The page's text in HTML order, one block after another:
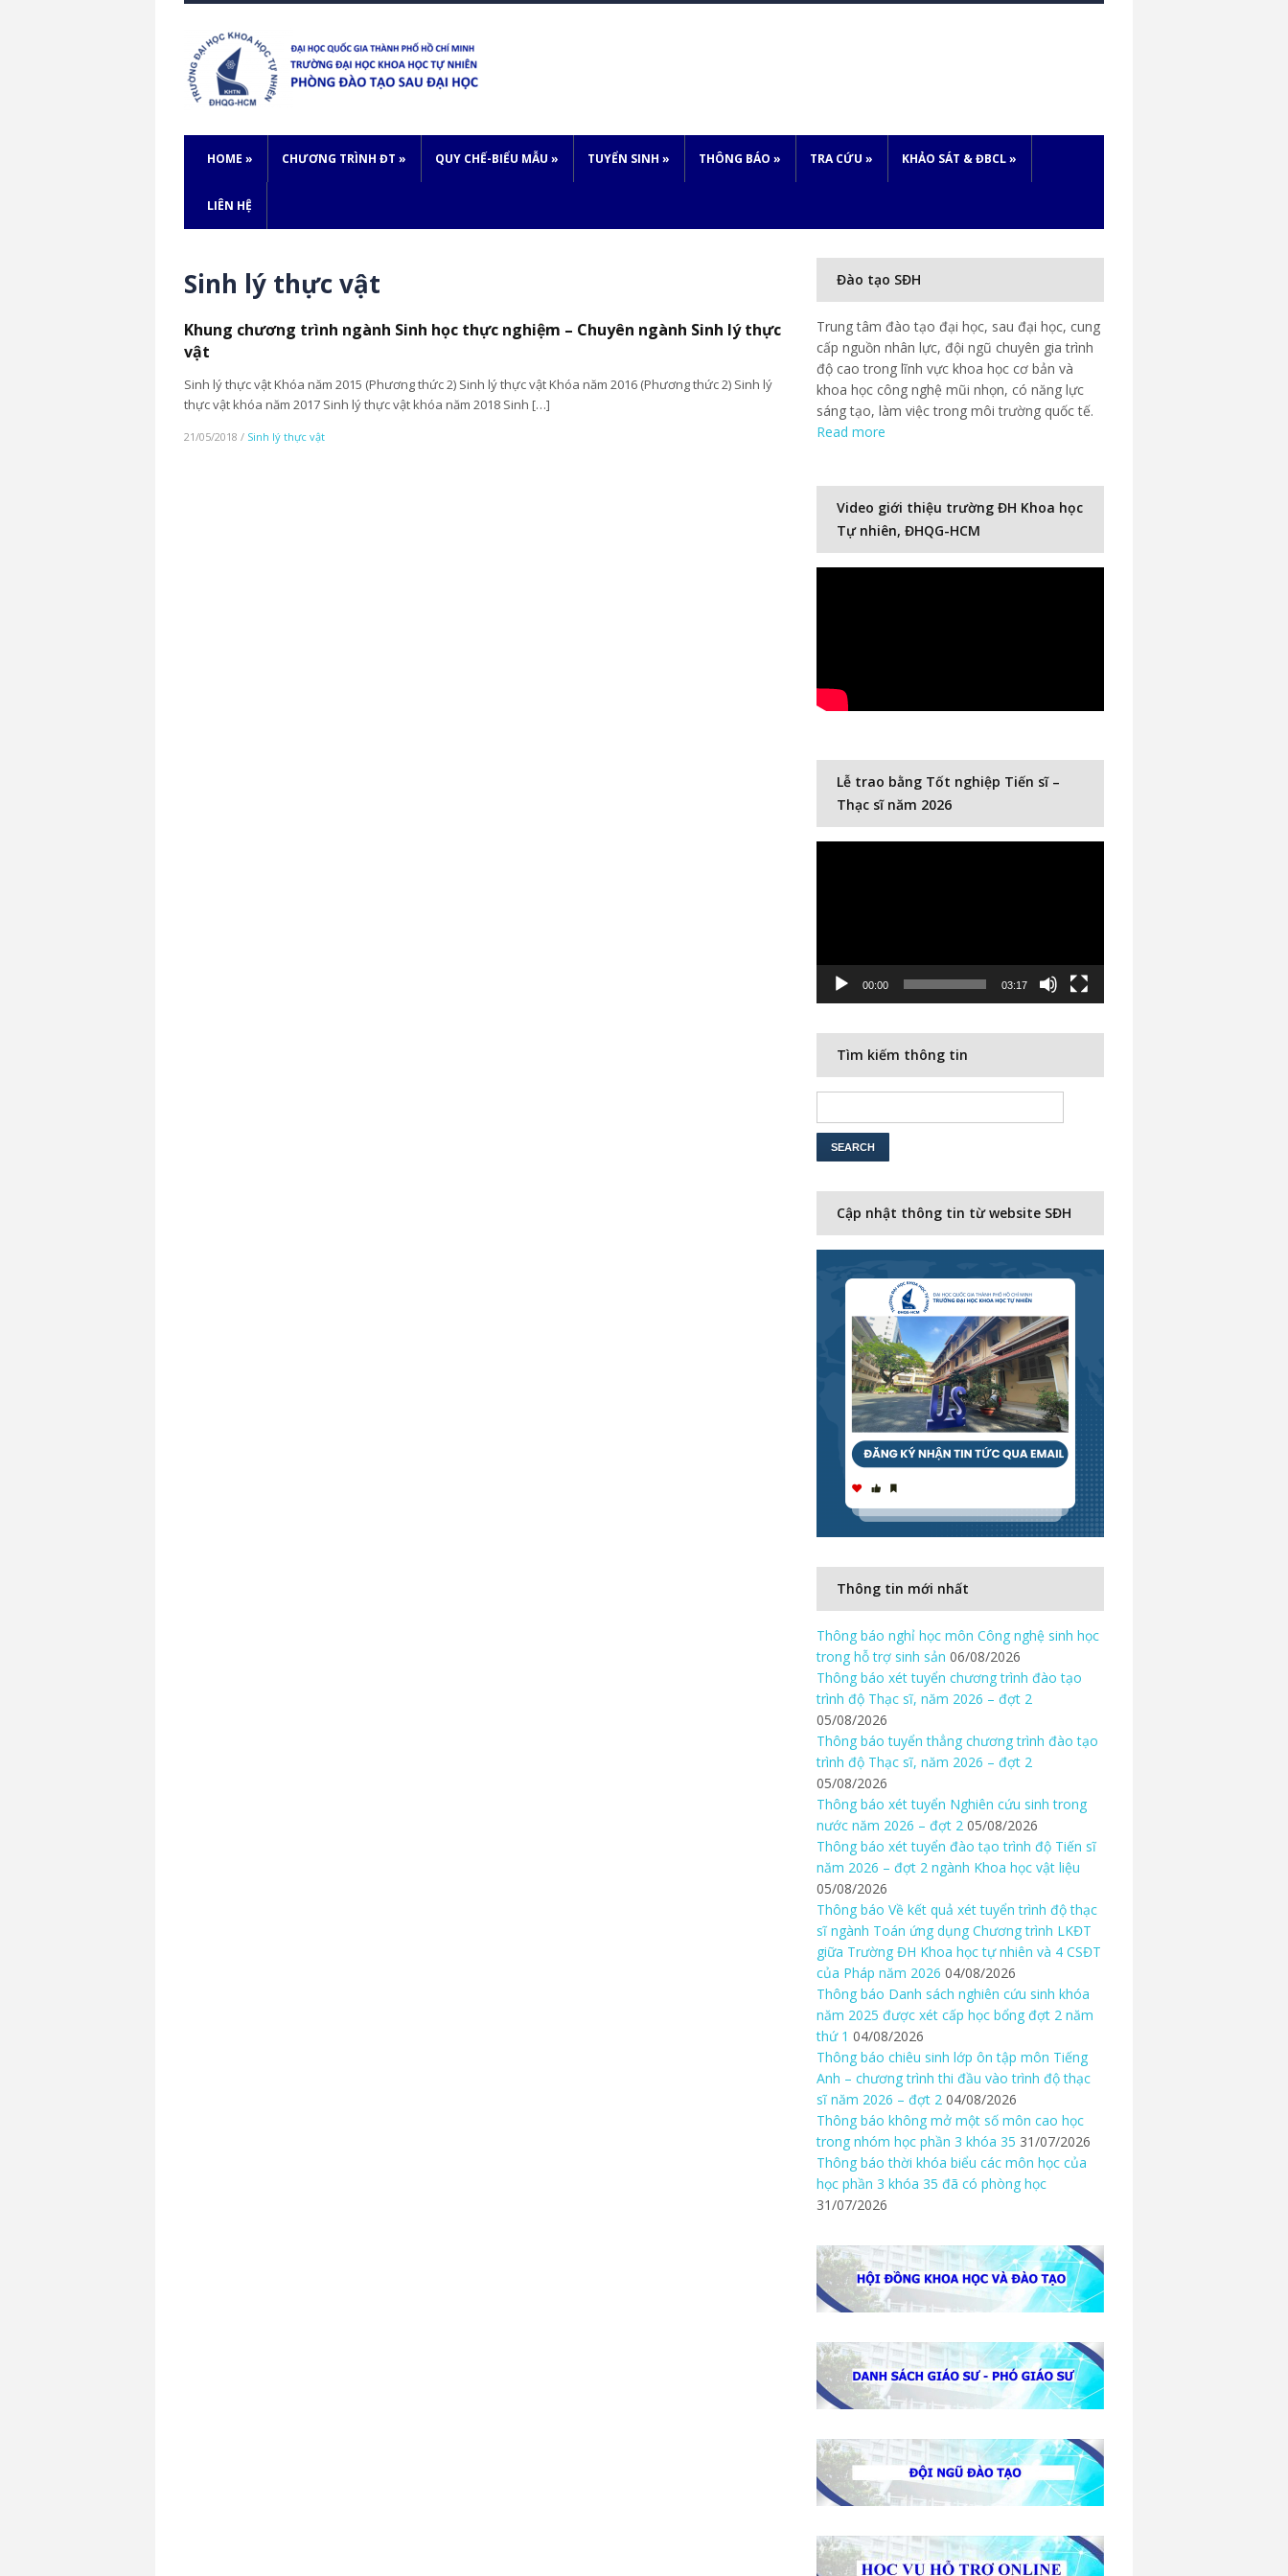
HOME » CHƯƠNG TRÌNH ĐT » QUY CHẾ-BIỂU MẪU » TUYỂN SINH » THÔNG BÁO » TRA CỨU » KHẢO SÁT & ĐBCL»
LIÊN HỆ
Sinh lý thực vật
Khung chương trình ngành Sinh học thực nghiệm – Chuyên ngành Sinh lý thực
vật
Sinh lý thực vật Khóa năm 2015 (Phương thức 2) Sinh lý thực vật Khóa năm 2016 (Phương thức 2) Sinh lý
thực vật khóa năm 2017 Sinh lý thực vật khóa năm 2018 Sinh […]
21/05/2018 / Sinh lý thực vật
Đào tạo SĐH
Trung tâm đào tạo đại học, sau đại học, cung
cấp nguồn nhân lực, đội ngũ chuyên gia trình
độ cao trong lĩnh vực khoa học cơ bản và
khoa học công nghệ mũi nhọn, có năng lực
sáng tạo, làm việc trong môi trường quốc tế.
Read more
Video giới thiệu trường ĐH Khoa học
Tự nhiên, ĐHQG-HCM
Lễ trao bằng Tốt nghiệp Tiến sĩ –
Thạc sĩ năm 2026
00:00 03:17
Tìm kiếm thông tin
Cập nhật thông tin từ website SĐH
Thông tin mới nhất
Thông báo nghỉ học môn Công nghệ sinh học
trong hỗ trợ sinh sản 06/08/2026
Thông báo xét tuyển chương trình đào tạo
trình độ Thạc sĩ, năm 2026 – đợt 2
05/08/2026
Thông báo tuyển thẳng chương trình đào tạo
trình độ Thạc sĩ, năm 2026 – đợt 2
05/08/2026
Thông báo xét tuyển Nghiên cứu sinh trong
nước năm 2026 – đợt 2 05/08/2026
Thông báo xét tuyển đào tạo trình độ Tiến sĩ
năm 2026 – đợt 2 ngành Khoa học vật liệu
05/08/2026
Thông báo Về kết quả xét tuyển trình độ thạc
sĩ ngành Toán ứng dụng Chương trình LKĐT
giữa Trường ĐH Khoa học tự nhiên và 4 CSĐT
của Pháp năm 2026 04/08/2026
Thông báo Danh sách nghiên cứu sinh khóa
năm 2025 được xét cấp học bổng đợt 2 năm
thứ 1 04/08/2026
Thông báo chiêu sinh lớp ôn tập môn Tiếng
Anh – chương trình thi đầu vào trình độ thạc
sĩ năm 2026 – đợt 2 04/08/2026
Thông báo không mở một số môn cao học
trong nhóm học phần 3 khóa 35 31/07/2026
Thông báo thời khóa biểu các môn học của
học phần 3 khóa 35 đã có phòng học
31/07/2026